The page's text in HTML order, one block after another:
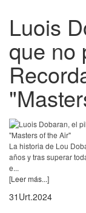
Luois
que no
La historia de Lou
años y tras superar
e...
[Leer más...]
31 Urt.2024